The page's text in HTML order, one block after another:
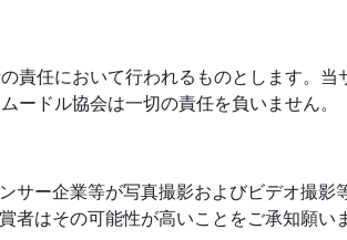
責任において行われるものとします。
ドル協会は一切の責任を負いません。
ー企業等が写真撮影およびビデオ撮
はその可能性が高いことをご承知願いま